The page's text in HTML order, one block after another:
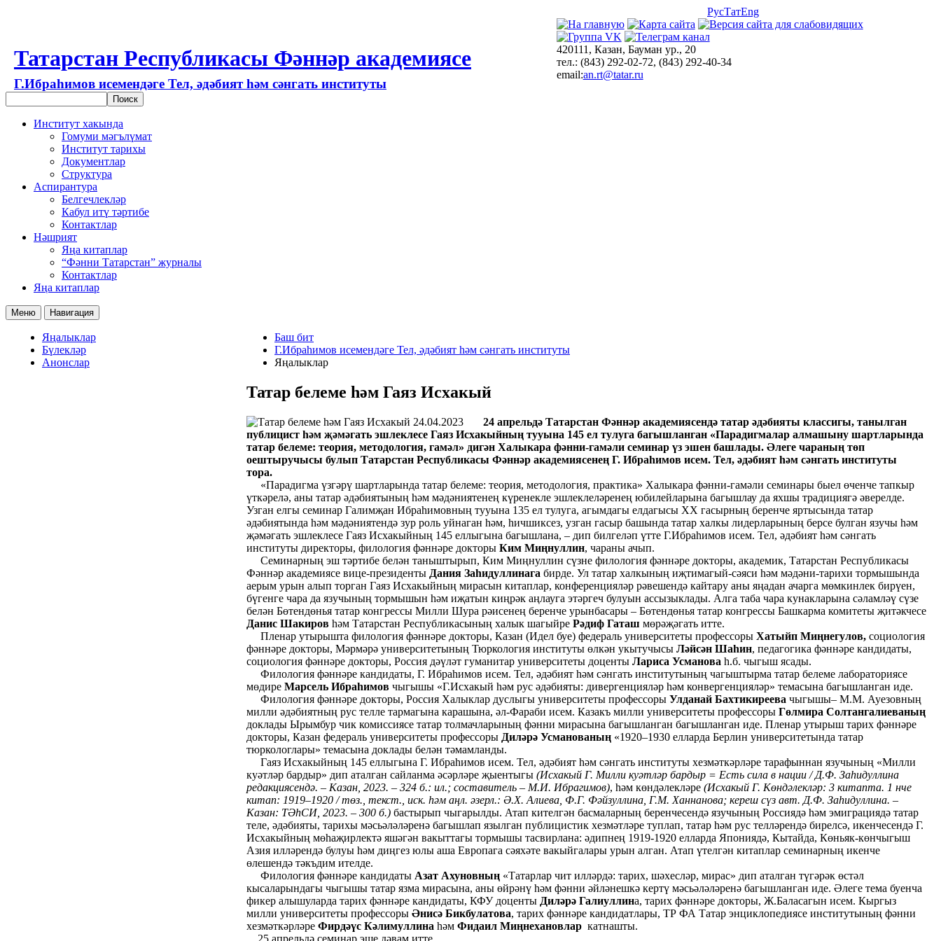
РусТатEng
Татарстан Республикасы Фәннәр академиясе
Г.Ибраһимов исемендәге Тел, әдәбият һәм сәнгать институты
420111, Казан, Бауман ур., 20
тел.: (843) 292-02-72, (843) 292-40-34
email:an.rt@tatar.ru
Институт хакында
Гомуми мәгълүмат
Институт тарихы
Документлар
Структура
Аспирантура
Белгечлекләр
Кабул итү тәртибе
Контактлар
Нәшрият
Яңа китаплар
“Фәнни Татарстан” журналы
Контактлар
Яңа китаплар
Меню Навигация
Яңалыклар
Бүлекләр
Анонслар
Баш бит
Г.Ибраһимов исемендәге Тел, әдәбият һәм сәнгать институты
Яңалыклар
Татар белеме һәм Гаяз Исхакый
24.04.2023
24 апрельдә Татарстан Фәннәр академиясендә татар әдәбияты классигы, танылган
публицист һәм җәмәгать эшлеклесе Гаяз Исхакыйның тууына 145 ел тулуга багышланган «Парадигмалар алмашыну шартларында
татар белеме: теория, методология, гамәл» дигән Халыкара фәнни-гамәли семинар үз эшен башлады. Әлеге чараның төп
оештыручысы булып Татарстан Республикасы Фәннәр академиясенең Г. Ибраһимов исем. Тел, әдәбият һәм сәнгать институты
тора.
«Парадигма үзгәрү шартларында татар белеме: теория, методология, практика» Халыкара фәнни-гамәли семинары быел өченче тапкыр
үткәрелә, аны татар әдәбиятының һәм мәдәниятенең күренекле эшлеклеләренең юбилейларына багышлау да яхшы традициягә әверелде.
Узган елгы семинар Галимҗан Ибраһимовның тууына 135 ел тулуга, агымдагы елдагысы XX гасырның беренче яртысында татар
әдәбиятында һәм мәдәниятендә зур роль уйнаган һәм, һичшиксез, узган гасыр башында татар халкы лидерларының берсе булган язучы һәм
җәмәгать эшлеклесе Гаяз Исхакыйның 145 еллыгына багышлана, – дип билгеләп үтте Г.Ибраһимов исем. Тел, әдәбият һәм сәнгать
институты директоры, филология фәннәре докторы Ким Миңнуллин, чараны ачып.
Семинарның эш тәртибе белән таныштырып, Ким Миңнуллин сүзне филология фәннәре докторы, академик, Татарстан Республикасы
Фәннәр академиясе вице-президенты Дания Заһидуллинага бирде. Ул татар халкының иҗтимагый-сәяси һәм мәдәни-тарихи тормышында
аерым урын алып торган Гаяз Исхакыйның мирасын китаплар, конференцияләр рәвешендә кайтару аны яңадан ачарга мөмкинлек бирүен,
бүгенге чара да язучының тормышын һәм иҗатын киңрәк аңлауга этәргеч булуын ассызыклады. Алга таба чара кунакларына сәламләү сүзе
белән Бөтендөнья татар конгрессы Милли Шура рәисенең беренче урынбасары – Бөтендөнья татар конгрессы Башкарма комитеты җитәкчесе
Данис Шакиров һәм Татарстан Республикасының халык шагыйре Рәдиф Гаташ мөрәҗәгать итте.
Пленар утырышта филология фәннәре докторы, Казан (Идел буе) федераль университеты профессоры Хатыйп Миңнегулов, социология
фәннәре докторы, Мәрмәрә университетының Тюркология институты өлкән укытучысы Ләйсән Шаһин, педагогика фәннәре кандидаты,
социология фәннәре докторы, Россия дәүләт гуманитар университеты доценты Лариса Усманова һ.б. чыгыш ясады.
Филология фәннәре кандидаты, Г. Ибраһимов исем. Тел, әдәбият һәм сәнгать институтының чагыштырма татар белеме лабораториясе
мөдире Марсель Ибраһимов чыгышы «Г.Исхакый һәм рус әдәбияты: дивергенцияләр һәм конвергенцияләр» темасына багышланган иде.
Филология фәннәре докторы, Россия Халыклар дуслыгы университеты профессоры Улданай Бахтикиреева чыгышы– М.М. Ауезовның
милли әдәбиятның рус телле тармагына карашына, әл-Фараби исем. Казакъ милли университеты профессоры Гөлмира Солтангалиеваның
доклады Ырымбур чик комиссиясе татар толмачларының фәнни мирасына багышланган багышланган иде. Пленар утырыш тарих фәннәре
докторы, Казан федераль университеты профессоры Диләрә Усманованың «1920–1930 елларда Берлин университетында татар
тюркологлары» темасына доклады белән тәмамланды.
Гаяз Исхакыйның 145 еллыгына Г. Ибраһимов исем. Тел, әдәбият һәм сәнгать институты хезмәткәрләре тарафыннан язучының «Милли
куәтләр бардыр» дип аталган сайланма әсәрләре җыентыгы (Исхакый Г. Милли куәтләр бардыр = Есть сила в нации / Д.Ф. Заһидуллина
редакциясендә. – Казан, 2023. – 324 б.: ил.; составитель – М.И. Ибрагимов), һәм көндәлекләре (Исхакый Г. Көндәлекләр: 3 китапта. 1 нче
китап: 1919–1920 / төз., текст., иск. һәм аңл. әзерл.: Ә.Х. Алиева, Ф.Г. Фәйзуллина, Г.М. Ханнанова; кереш сүз авт. Д.Ф. Заһидуллина. –
Казан: ТӘһСИ, 2023. – 300 б.) бастырып чыгарылды. Атап кителгән басмаларның беренчесендә язучының Россиядә һәм эмиграциядә татар
теле, әдәбияты, тарихы мәсьәләләренә багышлап язылган публицистик хезмәтләре туплап, татар һәм рус телләрендә бирелсә, икенчесендә Г.
Исхакыйның мөһаҗирлектә яшәгән вакыттагы тормышы тасвирлана: әдипнең 1919-1920 елларда Япониядә, Кытайда, Көньяк-көнчыгыш
Азия илләрендә булуы һәм диңгез юлы аша Европага сәяхәте вакыйгалары урын алган. Атап үтелгән китаплар семинарның икенче
өлешендә тәкъдим ителде.
Филология фәннәре кандидаты Азат Ахуновның «Татарлар чит илләрдә: тарих, шәхесләр, мирас» дип аталган түгәрәк өстәл
кысаларындагы чыгышы татар язма мирасына, аны өйрәнү һәм фәнни әйләнешкә кертү мәсьәләләренә багышланган иде. Әлеге тема буенча
фикер алышуларда тарих фәннәре кандидаты, КФУ доценты Диләрә Галиуллина, тарих фәннәре докторы, Ж.Баласагын исем. Кыргыз
милли университеты профессоры Әнисә Бикбулатова, тарих фәннәре кандидатлары, ТР ФА Татар энциклопедиясе институтының фәнни
хезмәткәрләре Фирдәүс Кәлимуллина һәм Фидаил Миңнехановлар катнашты.
25 апрельдә семинар эше дәвам итте.